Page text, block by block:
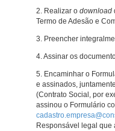
2. Realizar o download
Termo de Adesão e
3. Preencher
4. Assinar os
5. Encaminhar o
e assinados,
(Contrato Social, por
assinou o Formulário
Responsável legal